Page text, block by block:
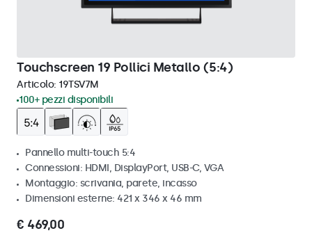
Touchscreen 19 Pollici Metallo (5:4)
Articolo: 19TSV7M
100+ pezzi disponibili
Pannello multi-touch 5:4
Connessioni: HDMI, DisplayPort, USB-C, VGA
Montaggio: scrivania, parete, incasso
Dimensioni esterne: 421 x 346 x 46 mm
€ 469,00